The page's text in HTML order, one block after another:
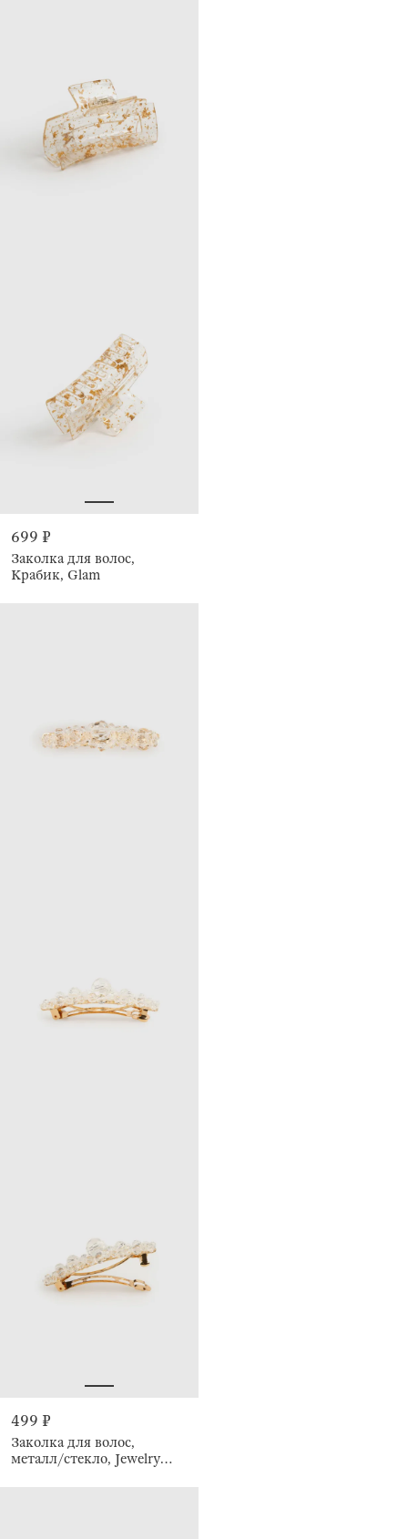
699 ₽
Заколка для волос,
Крабик, Glam
499 ₽
Заколка для волос,
металл/стекло, Jewelry